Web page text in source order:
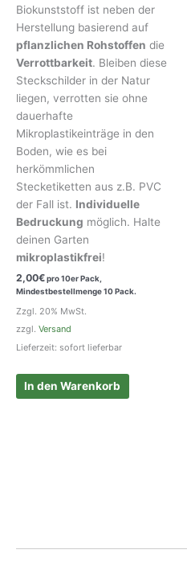
Biokunststoff ist neben der
Herstellung basierend auf
pflanzlichen Rohstoffen die
Verrottbarkeit. Bleiben diese
Steckschilder in der Natur
liegen, verrotten sie ohne
dauerhafte
Mikroplastikeinträge in den
Boden, wie es bei
herkömmlichen
Stecketiketten aus z.B. PVC
der Fall ist. Individuelle
Bedruckung möglich. Halte
deinen Garten
mikroplastikfrei!
2,00€pro 10er Pack,
Mindestbestellmenge 10 Pack.
Zzgl. 20% MwSt.
zzgl. Versand
Lieferzeit: sofort lieferbar
In den Warenkorb